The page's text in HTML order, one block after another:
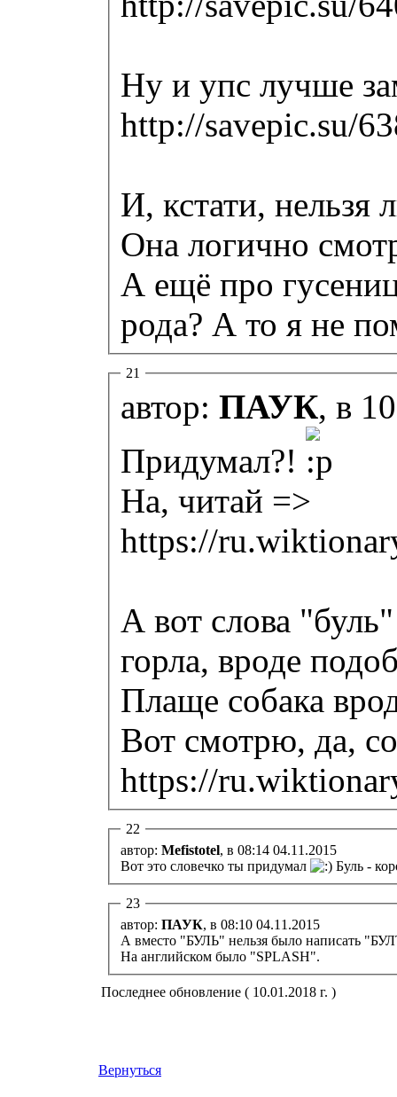
Ну и упс лучше
http://savepic.su/
И, кстати, нельзя
Она логично
А ещё про
рода? А то я не
21
автор: ПАУК, в
Придумал?!
На, читай =>
https://
А вот слова
горла, вроде
Плаще собака
Вот смотрю, да,
https://
22
автор: Mefistotel, в 08:14 04.11.2015
Вот это словечко ты придумал
Буль -
23
автор: ПАУК, в 08:10 04.11.2015
А вместо "БУЛЬ" нельзя было написать
На английском было "SPLASH".
Последнее обновление ( 10.01.2018 г. )
Вернуться